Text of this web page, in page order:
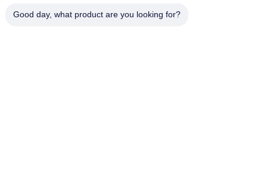
Good day, what product are you looking for?